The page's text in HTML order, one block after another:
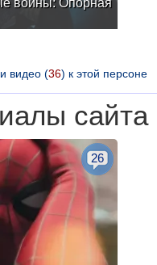
видео (36) к этой персоне
сайта
26